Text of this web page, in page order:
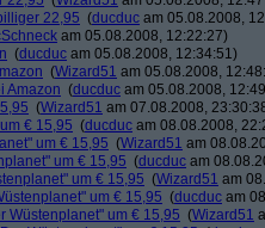
22,95 (ducduc am 05.08.2008,
am 05.08.2008, 12:22:27)
(ducduc am 05.08.2008, 12:34:51)
(Wizard51 am 05.08.2008,
Amazon (ducduc am 05.08.2008,
(Wizard51 am 07.08.2008,
€ 15,95 (ducduc am 08.08.2008,
um € 15,95 (Wizard51 am
um € 15,95 (ducduc am
um € 15,95 (Wizard51 am
um € 15,95 (ducduc am
Wüstenplanet" um € 15,95 (Wizard51